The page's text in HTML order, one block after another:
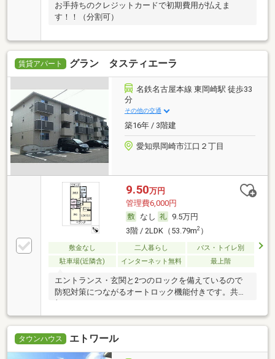
お手持ちのクレジットカードで初期費用が払えま
す！！（分割可）
賃貸アパート グラン タスティエーラ
名鉄名古屋本線 東岡崎駅 徒歩33
分
その他の交通
築16年 / 3階建
愛知県岡崎市江口２丁目
9.50万円
管理費6,000円
なし
9.5万円
3階 / 2LDK（53.79m2）
敷金なし 二人暮らし
バス・トイレ別
駐車場(近隣含)
インターネット無料 最上階
エントランス・玄関と2つのロックを備えているので
防犯対策につながるオートロック機能付きです。共用
タウンハウス エトワール